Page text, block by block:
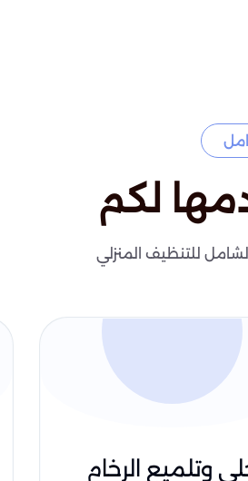
لكم
للتنظيف المنزلي
وتلميع الرخام